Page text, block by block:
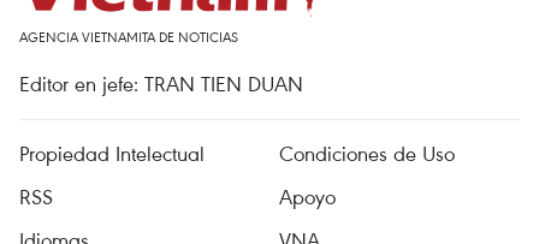
AGENCIA VIETNAMITA DE NOTICIAS
Editor en jefe: TRAN TIEN DUAN
Propiedad Intelectual
Condiciones de Uso
RSS
Apoyo